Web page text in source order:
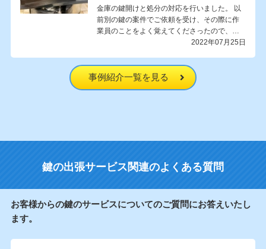
金庫の鍵開けと処分の対応を行いました。 以
前別の鍵の案件でご依頼を受け、その際に作
業員のことをよく覚えてくださったので、…
2022年07月25日
事例紹介一覧を見る
鍵の出張サービス関連のよくある質問
お客様からの鍵のサービスについてのご質問にお答えいたし
ます。